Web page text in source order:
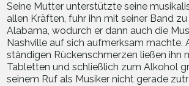
Seine Mutter unterstützte seine
allen Kräften, fuhr ihn mit seiner Band
Alabama, wodurch er dann auch die
Nashville auf sich aufmerksam machte.
ständigen Rückenschmerzen ließen ihn
Tabletten und schließlich zum Alkohol
seinem Ruf als Musiker nicht gerade